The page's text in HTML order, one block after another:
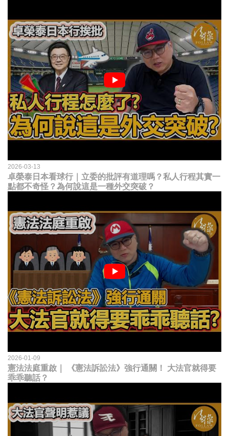
2026-03-13
卓榮泰日本看球行｜立委的批評有道理嗎？私人行程其實一
點都不奇怪？為何說這是一種外交突破？
2026-01-09
憲法法庭重啟｜ 《憲法訴訟法》強行通關！ 大法官就得要
乖乖聽話？